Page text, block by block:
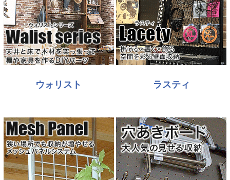
ウォリスト ラスティ